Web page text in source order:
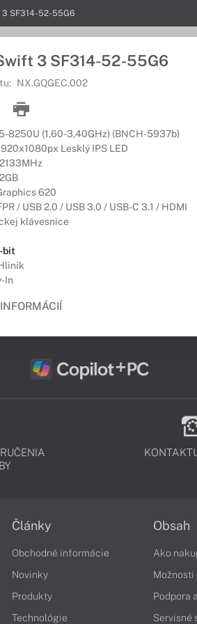
3 SF314-52-55G6
3 SF314-52-55G6
NX.GQGEC.002
8250U (1,60-3,40GHz) (BNCH-5937b)
Lesklý IPS LED
620
/ USB 2.0 / USB 3.0 / USB-C 3.1 / HDMI
klávesnice
bit
In
Články
Obchodné informácie
Novinky
Produkty
Technológie
Obsah
Ako
Možnosti
Podpora
Servisné